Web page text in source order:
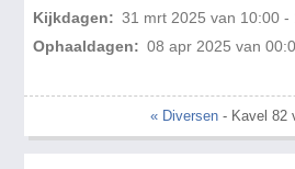
Kijkdagen: 31 mrt 2025 van 10:00 -
Ophaaldagen: 08 apr 2025 van
« Diversen- Kavel 82